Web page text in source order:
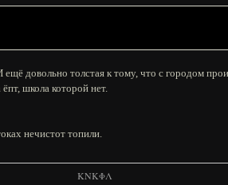
довольно толстая к тому, что с городом
школа которой нет.
нечистот топили.
KNKΦΛ